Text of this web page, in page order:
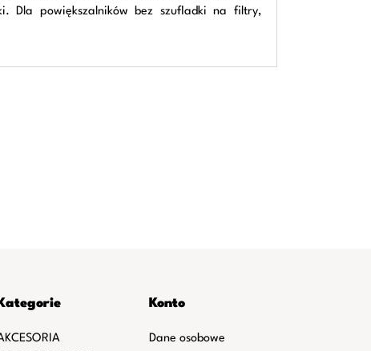
Dla powiększalników bez szufladki na filtry,
Kategorie Konto
Dane osobowe